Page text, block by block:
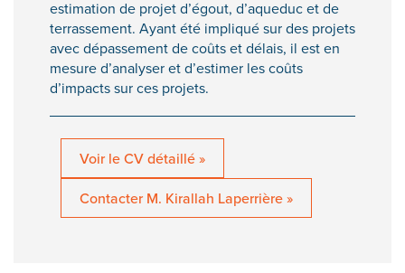
estimation de projet d’égout, d’aqueduc et de
terrassement. Ayant été impliqué sur des projets
avec dépassement de coûts et délais, il est en
mesure d’analyser et d’estimer les coûts
d’impacts sur ces projets.
Voir le CV détaillé »
Contacter M. Kirallah Laperrière »